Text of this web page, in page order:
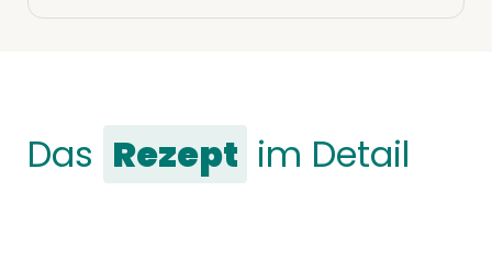
Das Rezept im Detail